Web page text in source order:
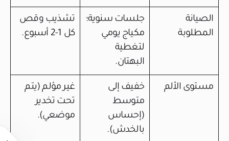
الصيانة
المطلوبة
جلسات سنوية؛
مكياج يومي
لتغطية
البهتان.
تشذيب وقص
كل 1-2 أسبوع.
مستوى الألم
خفيف إلى
متوسط
(إحساس
بالخدش).
غير مؤلم (يتم
تحت تخدير
موضعي).